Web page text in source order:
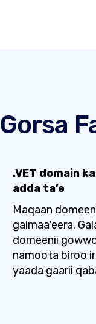
Gorsa
.VET domain
adda ta’e
Maqaan
galmaa'eera.
domeenii
namoota biroo
yaada gaarii